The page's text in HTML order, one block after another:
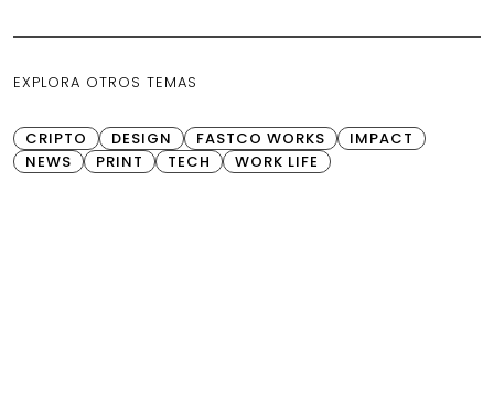
EXPLORA OTROS TEMAS
CRIPTO DESIGN FASTCO WORKS
IMPACT
NEWS
PRINT TECH WORK LIFE